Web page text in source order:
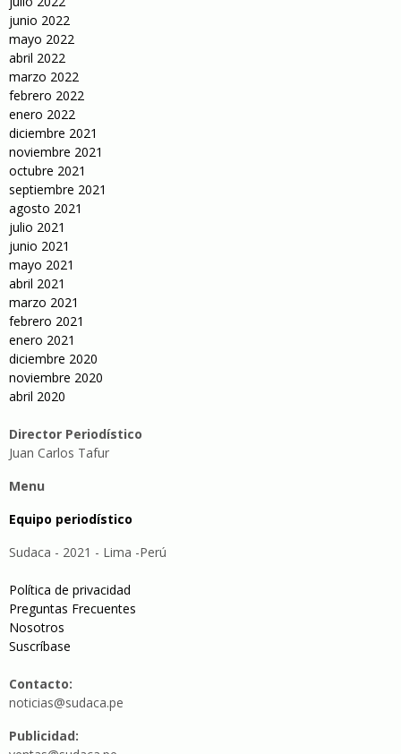
junio 2022
mayo 2022
abril 2022
marzo 2022
febrero 2022
enero 2022
diciembre 2021
noviembre 2021
octubre 2021
septiembre 2021
agosto 2021
julio 2021
junio 2021
mayo 2021
abril 2021
marzo 2021
febrero 2021
enero 2021
diciembre 2020
noviembre 2020
abril 2020
Director Periodístico
Juan Carlos Tafur
Menu
Equipo periodístico
Sudaca - 2021 - Lima -Perú
Política de privacidad
Preguntas Frecuentes
Nosotros
Suscríbase
Contacto:
noticias@sudaca.pe
Publicidad: